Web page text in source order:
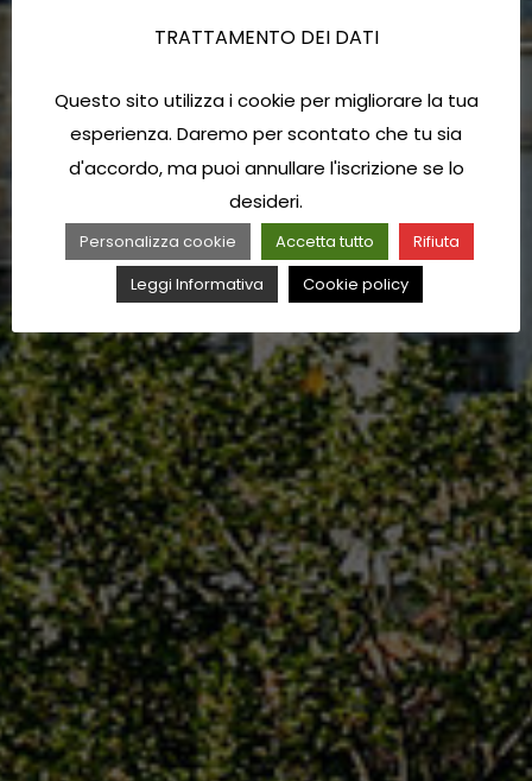
TRATTAMENTO DEI DATI
Questo sito utilizza i cookie per migliorare la tua
esperienza. Daremo per scontato che tu sia
d'accordo, ma puoi annullare l'iscrizione se lo
desideri.
Personalizza cookie Accetta tutto
Rifiuta
Leggi Informativa
Cookie policy